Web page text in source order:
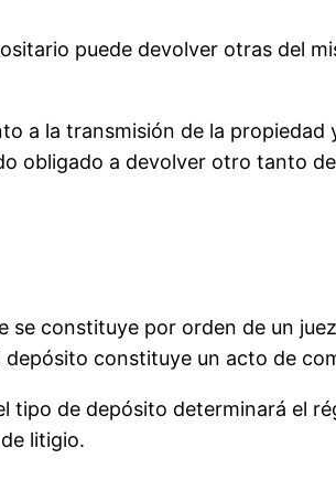
puede devolver otras del
a la transmisión de la propiedad
obligado a devolver otro tanto
se constituye por orden de un
constituye un acto de
de depósito determinará el
litigio.